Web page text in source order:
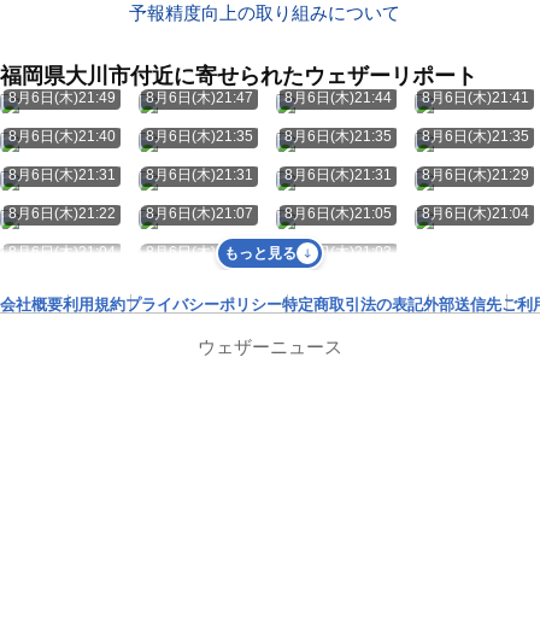
予報精度向上の取り組みについて
福岡県大川市付近に寄せられたウェザーリポート
8月6日(木)21:49 8月6日(木)21:47 8月6日(木)21:44 8月6日(木)21:41
8月6日(木)21:40 8月6日(木)21:35 8月6日(木)21:35 8月6日(木)21:35
8月6日(木)21:31 8月6日(木)21:31 8月6日(木)21:31 8月6日(木)21:29
8月6日(木)21:22 8月6日(木)21:07 8月6日(木)21:05 8月6日(木)21:04
8月6日(木)21:04 8月6日(木)21:04 8月6日(木)21:03
もっと見る
会社概要利用規約プライバシーポリシー特定商取引法の表記外部送信先ご利
ウェザーニュース